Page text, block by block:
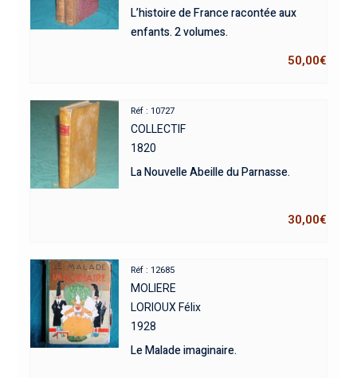
L’histoire de France racontée aux
enfants. 2 volumes.
50,00€
Réf : 10727
COLLECTIF
1820
La Nouvelle Abeille du Parnasse.
30,00€
Réf : 12685
MOLIERE
LORIOUX Félix
1928
Le Malade imaginaire.